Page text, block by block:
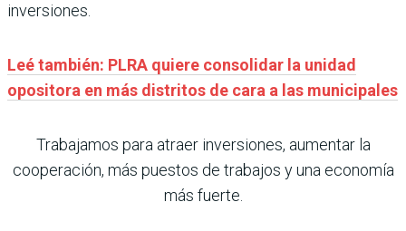
inversiones.
Leé también: PLRA quiere consolidar la unidad
opositora en más distritos de cara a las municipales
Trabajamos para atraer inversiones, aumentar la
cooperación, más puestos de trabajos y una economía
más fuerte.